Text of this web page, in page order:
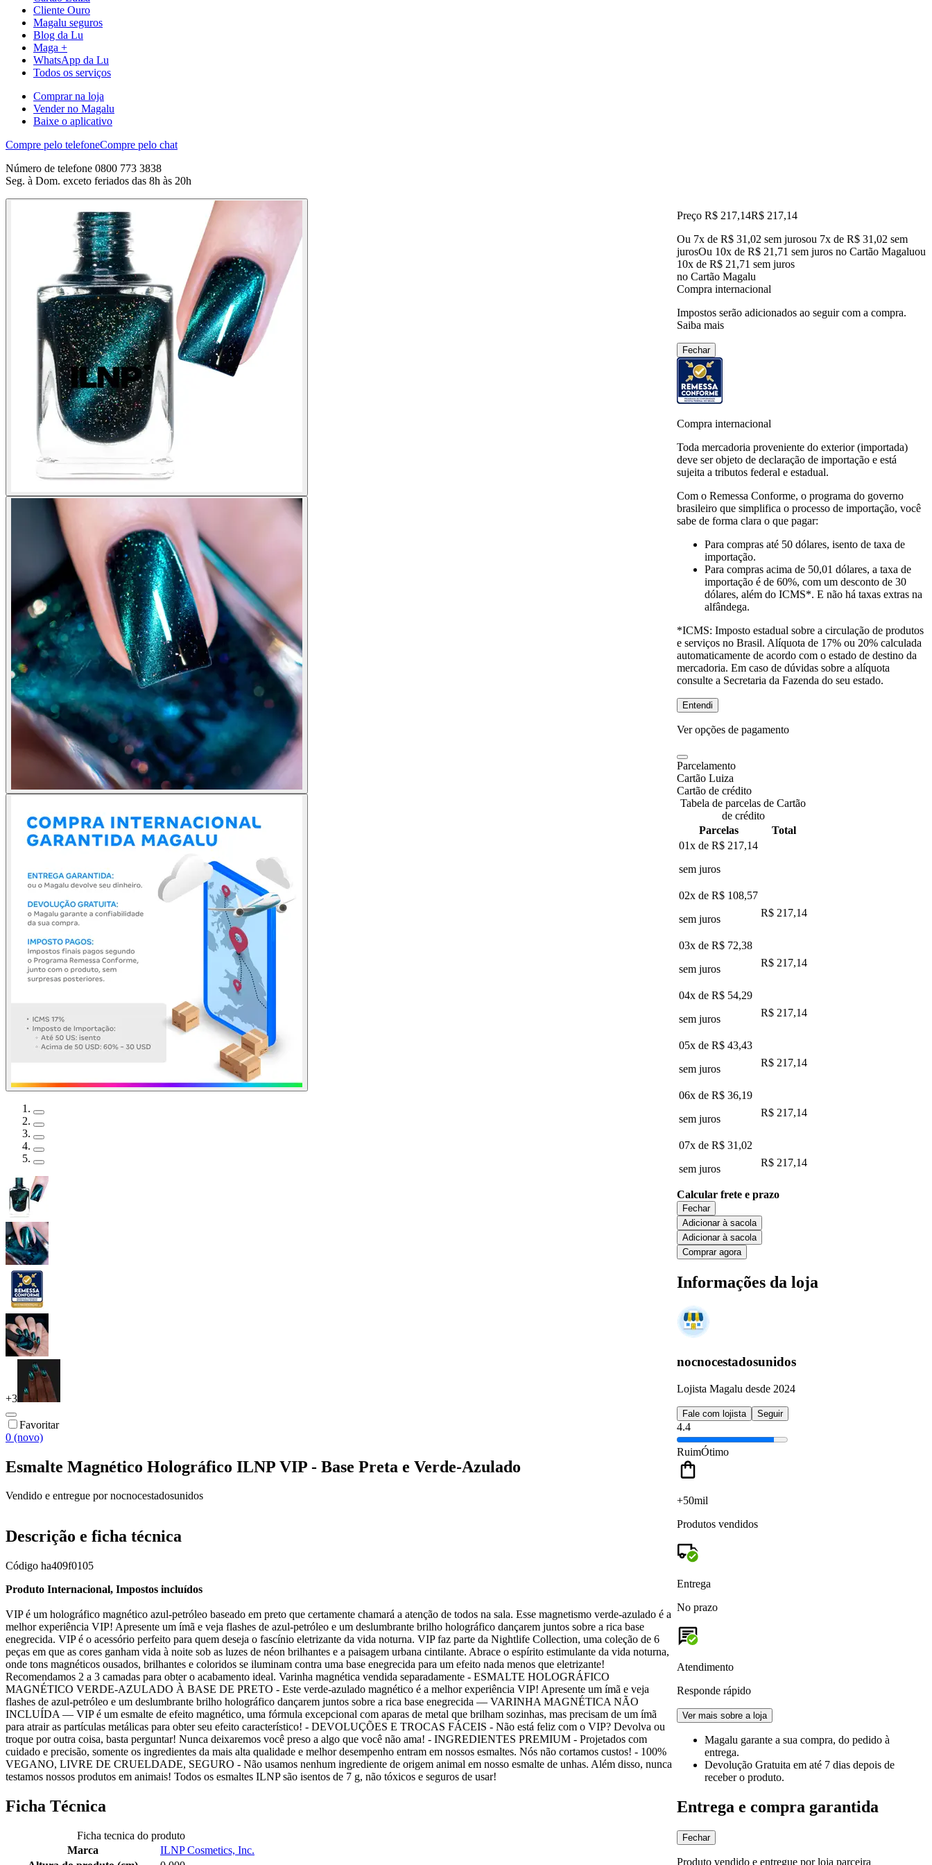
Cliente Ouro
Magalu seguros
Blog da Lu
Maga +
WhatsApp da Lu
Todos os serviços
Comprar na loja
Vender no Magalu
Baixe o aplicativo
Compre pelo telefoneCompre pelo chat
Número de telefone 0800 773 3838
Seg. à Dom. exceto feriados das 8h às 20h
+3
Favoritar
0 (novo)
Esmalte Magnético Holográfico ILNP VIP - Base Preta e Verde-Azulado
Vendido e entregue por nocnocestadosunidos
Preço R$ 217,14R$ 217,14
Ou 7x de R$ 31,02 sem jurosou 7x de R$ 31,02 sem
jurosOu 10x de R$ 21,71 sem juros no Cartão Magaluou
10x de R$ 21,71 sem juros
no Cartão Magalu
Compra internacional
Impostos serão adicionados ao seguir com a compra.
Saiba mais
Fechar
Compra internacional
Toda mercadoria proveniente do exterior (importada)
deve ser objeto de declaração de importação e está
sujeita a tributos federal e estadual.
Com o Remessa Conforme, o programa do governo
brasileiro que simplifica o processo de importação, você
sabe de forma clara o que pagar:
Para compras até 50 dólares, isento de taxa de
importação.
Para compras acima de 50,01 dólares, a taxa de
importação é de 60%, com um desconto de 30
dólares, além do ICMS*. E não há taxas extras na
alfândega.
*ICMS: Imposto estadual sobre a circulação de produtos
e serviços no Brasil. Alíquota de 17% ou 20% calculada
automaticamente de acordo com o estado de destino da
mercadoria. Em caso de dúvidas sobre a alíquota
consulte a Secretaria da Fazenda do seu estado.
Entendi
Ver opções de pagamento
Parcelamento
Cartão Luiza
Cartão de crédito
Tabela de parcelas de Cartão
de crédito
Parcelas
Total
01x de R$ 217,14
sem juros
02x de R$ 108,57
sem juros
R$ 217,14
03x de R$ 72,38
sem juros
R$ 217,14
04x de R$ 54,29
sem juros
R$ 217,14
05x de R$ 43,43
sem juros
R$ 217,14
06x de R$ 36,19
sem juros
R$ 217,14
07x de R$ 31,02
sem juros
R$ 217,14
Calcular frete e prazo
Fechar
Adicionar à sacola
Adicionar à sacola
Comprar agora
Informações da loja
nocnocestadosunidos
Lojista Magalu desde 2024
Fale com lojista Seguir
4.4
RuimÓtimo
+50mil
Produtos vendidos
Entrega
No prazo
Atendimento
Responde rápido
Ver mais sobre a loja
Magalu garante a sua compra, do pedido à
entrega.
Devolução Gratuita em até 7 dias depois de
receber o produto.
Entrega e compra garantida
Fechar
Produto vendido e entregue por loja parceira
Descrição e ficha técnica
Código ha409f0105
Produto Internacional, Impostos incluídos
VIP é um holográfico magnético azul-petróleo baseado em preto que certamente chamará a atenção de todos na sala. Esse magnetismo verde-azulado é a
melhor experiência VIP! Apresente um ímã e veja flashes de azul-petróleo e um deslumbrante brilho holográfico dançarem juntos sobre a rica base
enegrecida. VIP é o acessório perfeito para quem deseja o fascínio eletrizante da vida noturna. VIP faz parte da Nightlife Collection, uma coleção de 6
peças em que as cores ganham vida à noite sob as luzes de néon brilhantes e a paisagem urbana cintilante. Abrace o espírito estimulante da vida noturna,
onde tons magnéticos ousados, brilhantes e coloridos se iluminam contra uma base enegrecida para um efeito nada menos que eletrizante!
Recomendamos 2 a 3 camadas para obter o acabamento ideal. Varinha magnética vendida separadamente - ESMALTE HOLOGRÁFICO
MAGNÉTICO VERDE-AZULADO À BASE DE PRETO - Este verde-azulado magnético é a melhor experiência VIP! Apresente um ímã e veja
flashes de azul-petróleo e um deslumbrante brilho holográfico dançarem juntos sobre a rica base enegrecida — VARINHA MAGNÉTICA NÃO
INCLUÍDA — VIP é um esmalte de efeito magnético, uma fórmula excepcional com aparas de metal que brilham sozinhas, mas precisam de um ímã
para atrair as partículas metálicas para obter seu efeito característico! - DEVOLUÇÕES E TROCAS FÁCEIS - Não está feliz com o VIP? Devolva ou
troque por outra coisa, basta perguntar! Nunca deixaremos você preso a algo que você não ama! - INGREDIENTES PREMIUM - Projetados com
cuidado e precisão, somente os ingredientes da mais alta qualidade e melhor desempenho entram em nossos esmaltes. Nós não cortamos custos! - 100%
VEGANO, LIVRE DE CRUELDADE, SEGURO - Não usamos nenhum ingrediente de origem animal em nosso esmalte de unhas. Além disso, nunca
testamos nossos produtos em animais! Todos os esmaltes ILNP são isentos de 7 g, não tóxicos e seguros de usar!
Ficha Técnica
Ficha tecnica do produto
Marca
ILNP Cosmetics, Inc.